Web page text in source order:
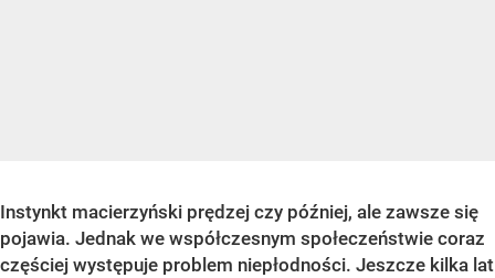
Instynkt macierzyński prędzej czy później, ale zawsze się
pojawia. Jednak we współczesnym społeczeństwie coraz
częściej występuje problem niepłodności. Jeszcze kilka lat